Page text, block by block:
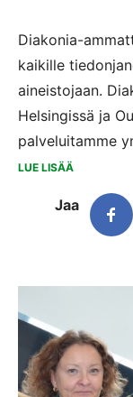
Diakonia-
kaikille
aineistojaan.
Helsingissä ja
palveluitamme
LUE LISÄÄ
Jaa